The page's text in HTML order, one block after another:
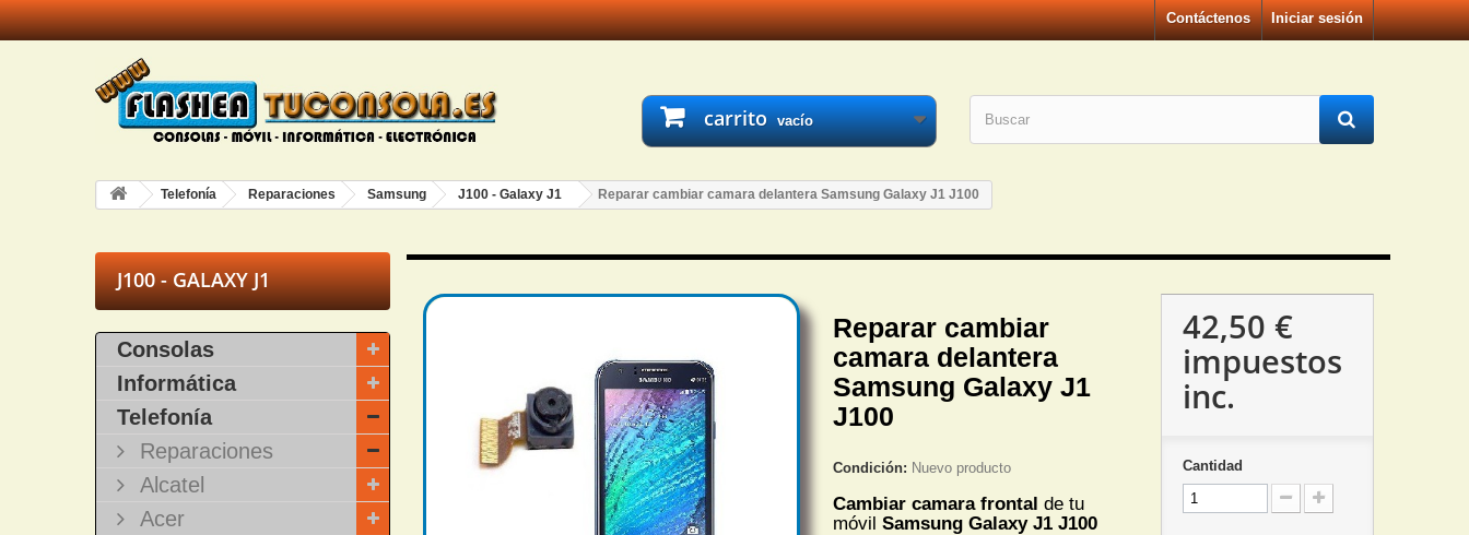
Iniciar sesión
Contáctenos
carrito vacío
Telefonía Reparaciones Samsung J100 - Galaxy J1 Reparar cambiar camara delantera Samsung Galaxy J1 J100
J100 - GALAXY J1
Consolas
Informática
Telefonía
Reparaciones
Alcatel
Acer
Reparar cambiar
camara delantera
Samsung Galaxy J1
J100
Condición: Nuevo producto
Cambiar camara frontal de tu
móvil Samsung Galaxy J1 J100
42,50 €
impuestos
inc.
Cantidad